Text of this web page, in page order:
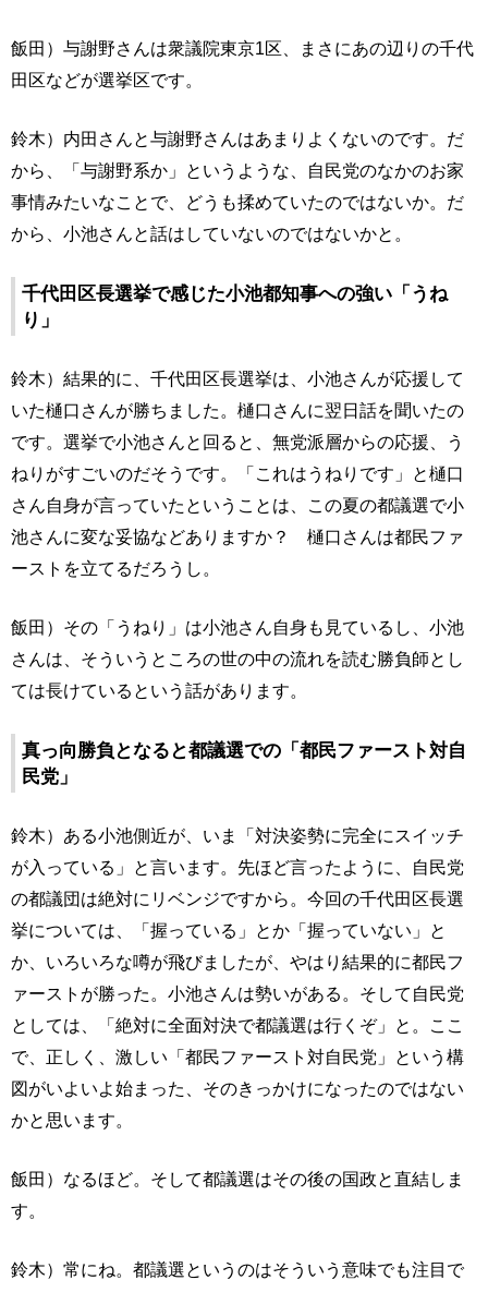
飯田）与謝野さんは衆議院東京1区、まさにあの辺りの千代
田区などが選挙区です。
鈴木）内田さんと与謝野さんはあまりよくないのです。だ
から、「与謝野系か」というような、自民党のなかのお家
事情みたいなことで、どうも揉めていたのではないか。だ
から、小池さんと話はしていないのではないかと。
千代田区長選挙で感じた小池都知事への強い「うね
り」
鈴木）結果的に、千代田区長選挙は、小池さんが応援して
いた樋口さんが勝ちました。樋口さんに翌日話を聞いたの
です。選挙で小池さんと回ると、無党派層からの応援、う
ねりがすごいのだそうです。「これはうねりです」と樋口
さん自身が言っていたということは、この夏の都議選で小
池さんに変な妥協などありますか？ 樋口さんは都民ファ
ーストを立てるだろうし。
飯田）その「うねり」は小池さん自身も見ているし、小池
さんは、そういうところの世の中の流れを読む勝負師とし
ては長けているという話があります。
真っ向勝負となると都議選での「都民ファースト対自
民党」
鈴木）ある小池側近が、いま「対決姿勢に完全にスイッチ
が入っている」と言います。先ほど言ったように、自民党
の都議団は絶対にリベンジですから。今回の千代田区長選
挙については、「握っている」とか「握っていない」と
か、いろいろな噂が飛びましたが、やはり結果的に都民フ
ァーストが勝った。小池さんは勢いがある。そして自民党
としては、「絶対に全面対決で都議選は行くぞ」と。ここ
で、正しく、激しい「都民ファースト対自民党」という構
図がいよいよ始まった、そのきっかけになったのではない
かと思います。
飯田）なるほど。そして都議選はその後の国政と直結しま
す。
鈴木）常にね。都議選というのはそういう意味でも注目で